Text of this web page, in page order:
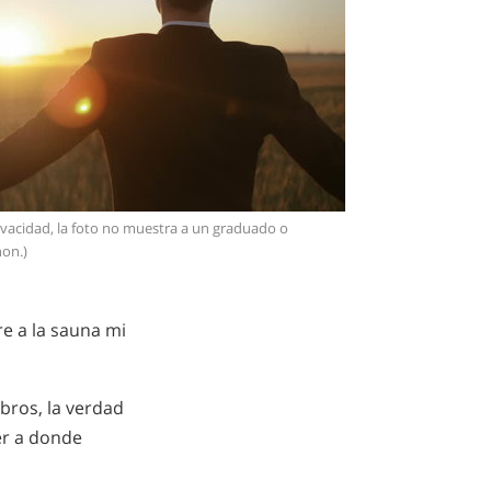
la foto no muestra a un graduado o
a la sauna mi
la verdad
a donde